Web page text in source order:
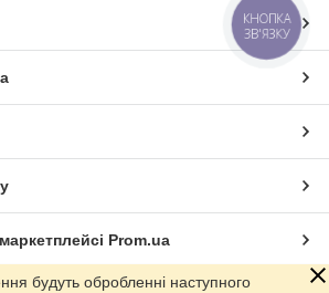
Prom.ua
будуть обробленні наступного
КНОПКА
ЗВ'ЯЗКУ